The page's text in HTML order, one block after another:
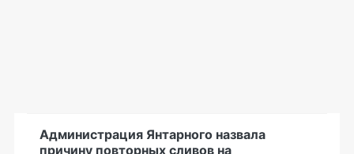
Администрация Янтарного назвала
причину повторных сливов на